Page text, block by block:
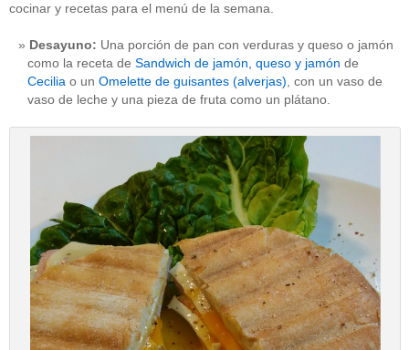
cocinar y recetas para el menú de la semana.
Desayuno: Una porción de pan con verduras y queso o jamón
como la receta de Sandwich de jamón, queso y jamón de
Cecilia o un Omelette de guisantes (alverjas), con un vaso de
vaso de leche y una pieza de fruta como un plátano.